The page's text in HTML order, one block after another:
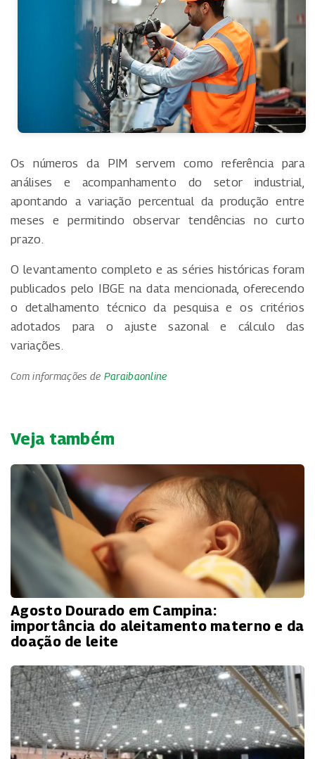
Os números da PIM servem como referência para
análises e acompanhamento do setor industrial,
apontando a variação percentual da produção entre
meses e permitindo observar tendências no curto
prazo.
O levantamento completo e as séries históricas foram
publicados pelo IBGE na data mencionada, oferecendo
o detalhamento técnico da pesquisa e os critérios
adotados para o ajuste sazonal e cálculo das
variações.
Com informações de Paraibaonline
Veja também
Agosto Dourado em Campina:
importância do aleitamento materno e da
doação de leite